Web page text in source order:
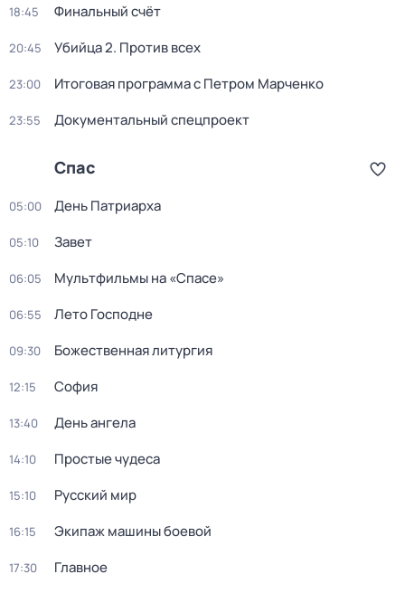
18:45 Финальный счёт
20:45 Убийца 2. Против всех
23:00 Итогoвая программа с Петрoм Марченко
23:55 Документальный спецпроект
Спас
05:00 День Патриарха
05:10 Завет
06:05 Мультфильмы нa «Спаcе»
06:55 Лето Господне
09:30 Божественная литургия
12:15 София
13:40 День ангела
14:10 Простые чудеca
15:10 Русский мир
16:15 Экипаж машины боевой
17:30 Главное